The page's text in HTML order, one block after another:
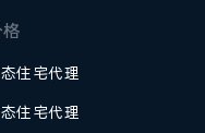
住宅代理
住宅代理